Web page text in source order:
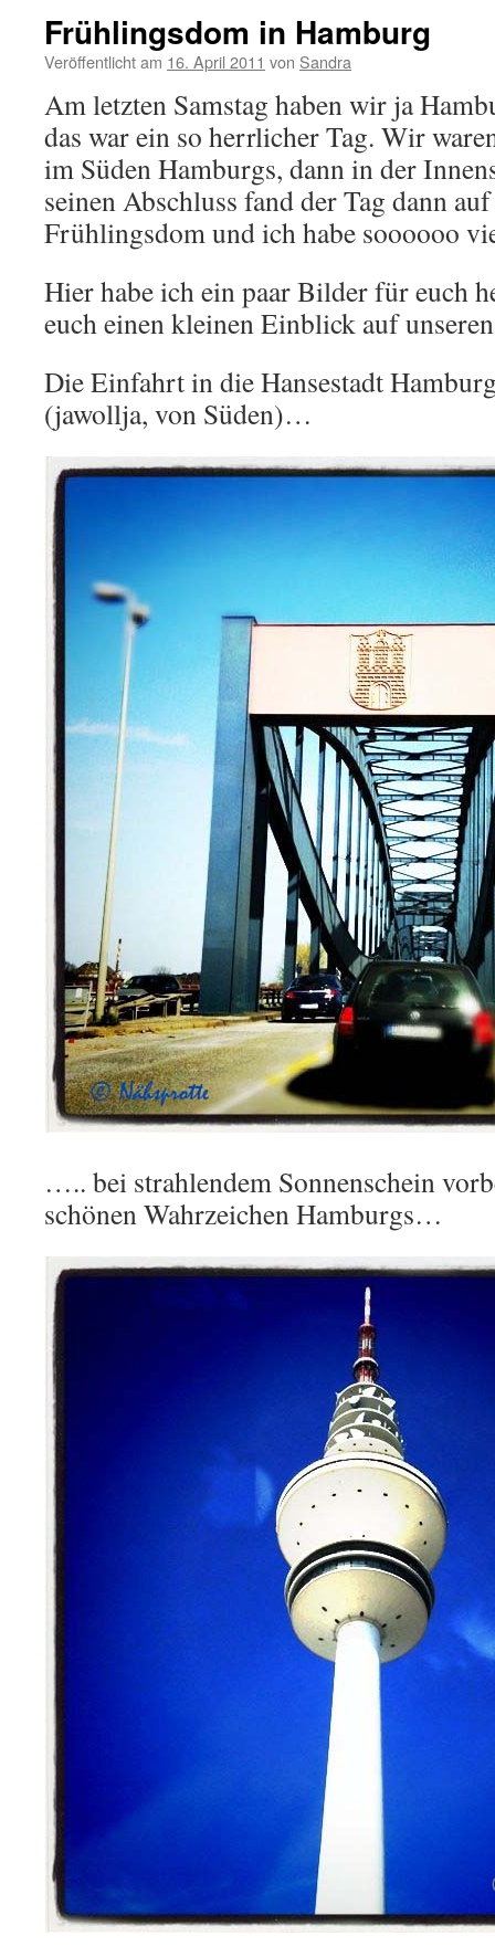
Frühlingsdom in Hamburg
Veröffentlicht am 16. April 2011 von Sandra
Am letzten Samstag haben wir ja
das war ein so herrlicher Tag. Wir
im Süden Hamburgs, dann in der
seinen Abschluss fand der Tag dann
Frühlingsdom und ich habe soooooo
Hier habe ich ein paar Bilder für euch
euch einen kleinen Einblick auf
Die Einfahrt in die Hansestadt
(jawollja, von Süden)…
….. bei strahlendem Sonnenschein
schönen Wahrzeichen Hamburgs…